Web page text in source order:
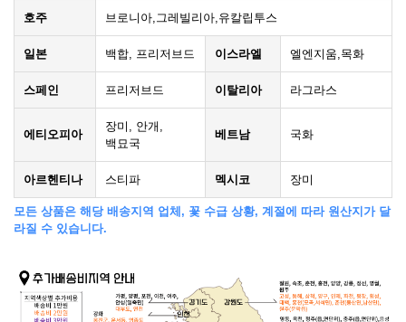
호주 브로니아,그레빌리아,유칼립투스
일본 백합, 프리저브드 이스라엘 엘엔지움,목화
스페인 프리저브드 이탈리아 라그라스
에티오피아
장미, 안개,
백묘국
베트남 국화
아르헨티나 스티파 멕시코 장미
모든 상품은 해당 배송지역 업체, 꽃 수급 상황, 계절에 따라 원산지가 달
라질 수 있습니다.